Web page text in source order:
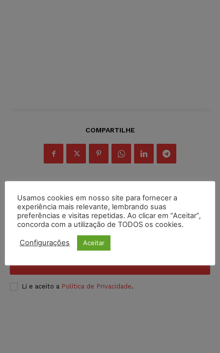
COMPARTILHE
Inscreva-se
Li e aceito a Política de Privacidade.
Usamos cookies em nosso site para fornecer a
experiência mais relevante, lembrando suas
preferências e visitas repetidas. Ao clicar em “Aceitar”,
concorda com a utilização de TODOS os cookies.
Configurações Aceitar